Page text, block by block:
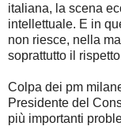
italiana, la scena
intellettuale. E in
non riesce, nella
soprattutto il
Colpa dei pm
Presidente del
più importanti